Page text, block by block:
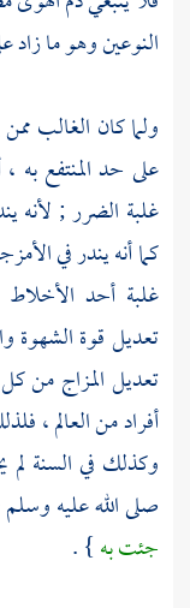
النوعين وهو ما زاد
ولما كان الغالب
على حد المنتفع
غلبة الضرر ;
كما أنه يندر في
غلبة أحد
تعديل قوة
تعديل المزاج من
أفراد من العالم ،
وكذلك في السنة لم
صلى الله عليه
جئت به} .